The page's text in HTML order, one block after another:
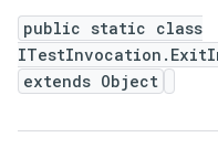
public static class
extends Object